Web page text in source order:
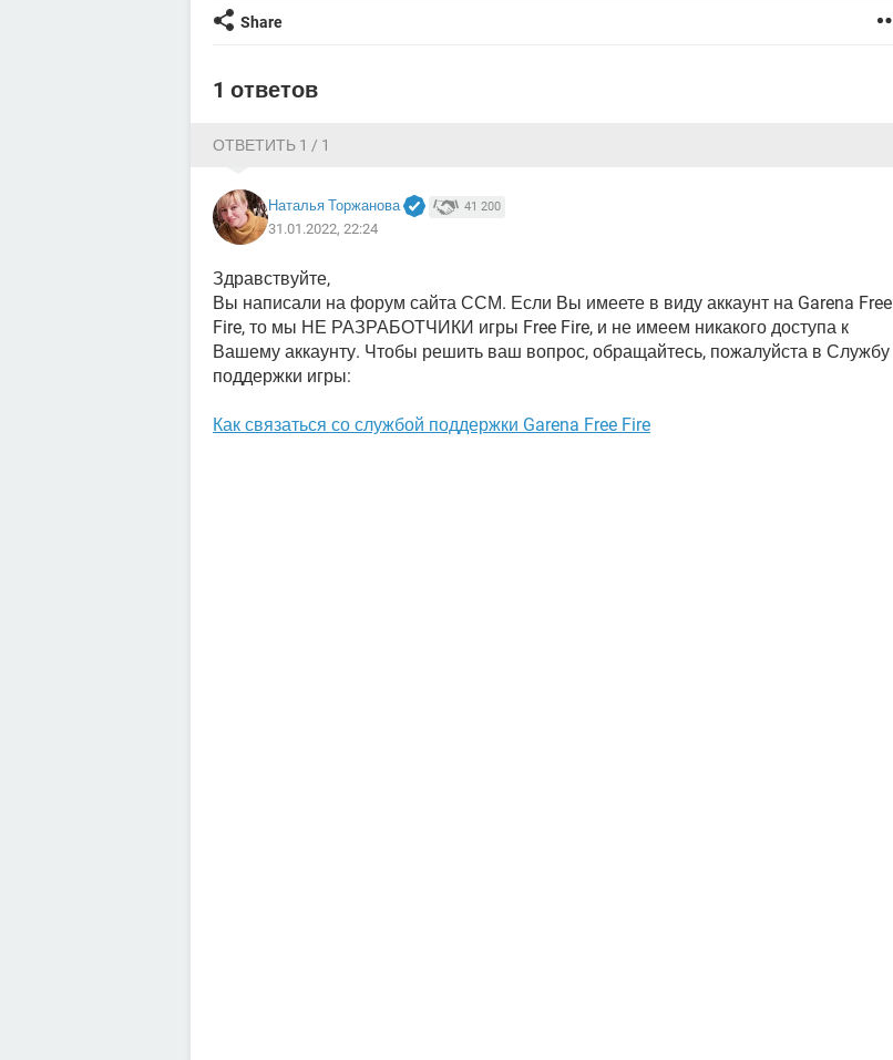
Share
1 ответов
ОТВЕТИТЬ 1 / 1
Наталья Торжанова 41 200
31.01.2022, 22:24
Здравствуйте,
Вы написали на форум сайта ССМ. Если Вы имеете в виду аккаунт на Garena Free
Fire, то мы НЕ РАЗРАБОТЧИКИ игры Free Fire, и не имеем никакого доступа к
Вашему аккаунту. Чтобы решить ваш вопрос, обращайтесь, пожалуйста в Службу
поддержки игры:
Как связаться со службой поддержки Garena Free Fire